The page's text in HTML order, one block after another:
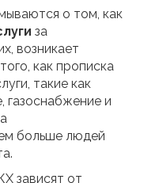
о том, как
за
возникает
как прописка
такие как
газоснабжение и
больше людей
зависят от